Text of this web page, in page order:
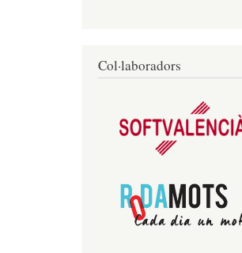
Col·laboradors